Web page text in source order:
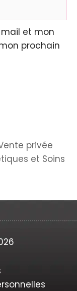
et mon
prochain
privée
et Soins